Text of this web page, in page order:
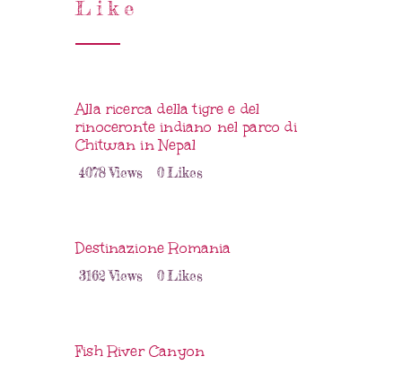
Like
Alla ricerca della tigre e del
rinoceronte indiano nel parco di
Chitwan in Nepal
4078Views 0Likes
Destinazione Romania
3162 Views 0Likes
Fish River Canyon